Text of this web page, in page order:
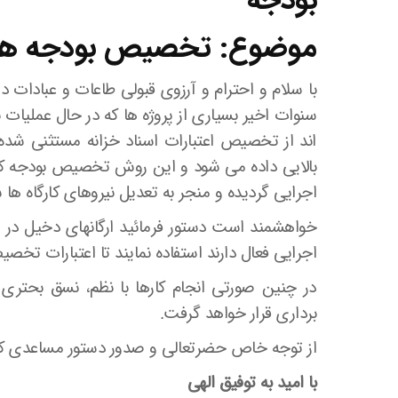
موضوع: تخصیص بودجه
با سلام و احترام و آرزوی قبولی طاعات و عبادات
اند از تخصیص اعتبارات اسناد خزانه
بالایی داده می شود و این روش تخصیص بودجه
اجرایی گردیده و منجر به تعدیل نیروهای کارگاه
خواهشمند است دستور فرمائید ارگانهای دخیل
اجرایی فعال دارند استفاده نمایند تا اعتبارات
در چنین صورتی انجام کارها با نظم، نسق
برداری قرار خواهد گرفت.
از توجه خاص حضرتعالی و صدور دستور مساعدی که
با امید به توفیق الهی